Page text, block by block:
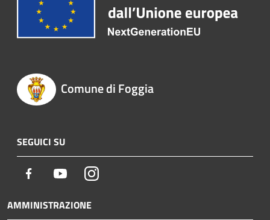
Comune di Foggia
SEGUICI SU
Facebook YoutubeInstagram
AMMINISTRAZIONE